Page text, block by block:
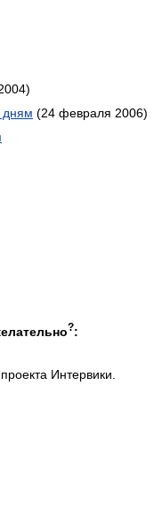
дням (24 февраля 2006)
?:
Интервики.